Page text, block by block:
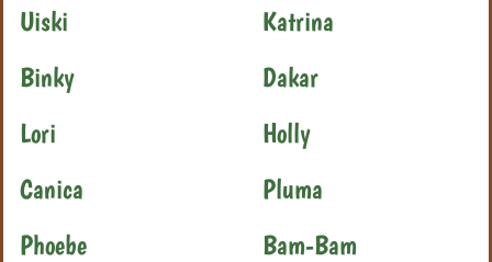
Uiski
Katrina
Binky
Dakar
Lori
Holly
Canica
Pluma
Phoebe
Bam-Bam